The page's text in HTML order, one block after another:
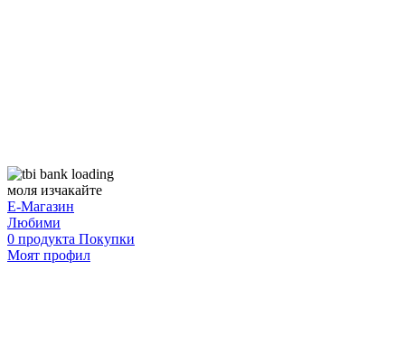
моля изчакайте
Е-Магазин
Любими
0 продукта Покупки
Моят профил